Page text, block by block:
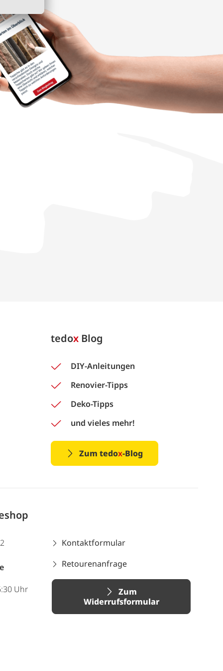
tedox Blog
DIY-Anleitungen
Renovier-Tipps
Deko-Tipps
und vieles mehr!
Zum tedox-Blog
Uhr
Kontaktformular
Retourenanfrage
Zum
Widerrufsformular